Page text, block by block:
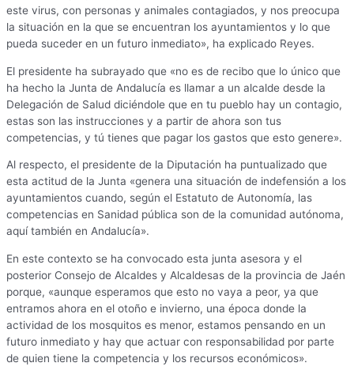
este virus, con personas y animales contagiados, y nos preocupa
la situación en la que se encuentran los ayuntamientos y lo que
pueda suceder en un futuro inmediato», ha explicado Reyes.
El presidente ha subrayado que «no es de recibo que lo único que
ha hecho la Junta de Andalucía es llamar a un alcalde desde la
Delegación de Salud diciéndole que en tu pueblo hay un contagio,
estas son las instrucciones y a partir de ahora son tus
competencias, y tú tienes que pagar los gastos que esto genere».
Al respecto, el presidente de la Diputación ha puntualizado que
esta actitud de la Junta «genera una situación de indefensión a los
ayuntamientos cuando, según el Estatuto de Autonomía, las
competencias en Sanidad pública son de la comunidad autónoma,
aquí también en Andalucía».
En este contexto se ha convocado esta junta asesora y el
posterior Consejo de Alcaldes y Alcaldesas de la provincia de Jaén
porque, «aunque esperamos que esto no vaya a peor, ya que
entramos ahora en el otoño e invierno, una época donde la
actividad de los mosquitos es menor, estamos pensando en un
futuro inmediato y hay que actuar con responsabilidad por parte
de quien tiene la competencia y los recursos económicos».